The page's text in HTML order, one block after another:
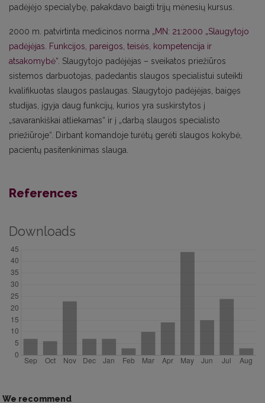
padėjėjo specialybę, pakakdavo baigti trijų mėnesių kursus.
2000 m. patvirtinta medicinos norma „MN: 21:2000 „Slaugytojo
padėjėjas. Funkcijos, pareigos, teisės, kompetencija ir
atsakomybė“. Slaugytojo padėjėjas – sveikatos priežiūros
sistemos darbuotojas, padedantis slaugos specialistui suteikti
kvalifikuotas slaugos paslaugas. Slaugytojo padėjėjas, baigęs
studijas, įgyja daug funkcijų, kurios yra suskirstytos į
„savarankiškai atliekamas“ ir į „darbą slaugos specialisto
priežiūroje“. Dirbant komandoje turėtų gerėti slaugos kokybė,
pacientų pasitenkinimas slauga.
References
Downloads
We recommend